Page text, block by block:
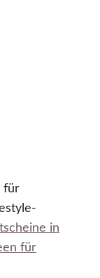
für
in
für